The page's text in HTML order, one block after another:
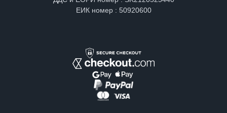
ЕИК номер : 50920600